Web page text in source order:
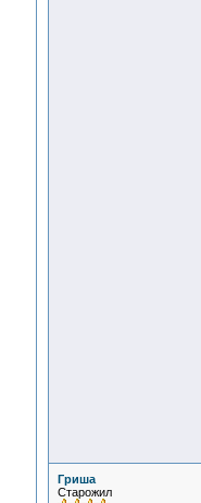
Гриша
Старожил